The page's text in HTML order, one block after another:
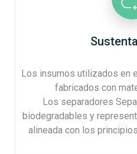
Los insumos utilizados en
fabricados con
Los separadores
biodegradables y
alineada con los